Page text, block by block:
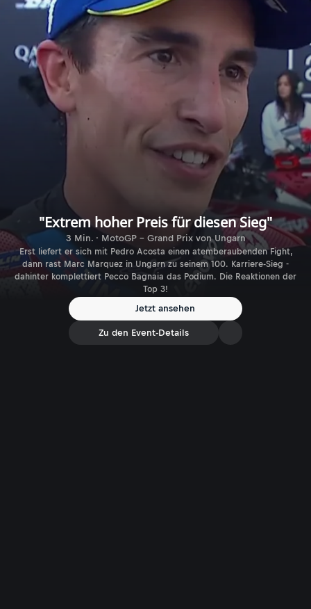
"Extrem hoher Preis für diesen Sieg"
3 Min. · MotoGP - Grand Prix von Ungarn
Erst liefert er sich mit Pedro Acosta einen atemberaubenden Fight,
dann rast Marc Marquez in Ungarn zu seinem 100. Karriere-Sieg -
dahinter komplettiert Pecco Bagnaia das Podium. Die Reaktionen der
Top 3!
Jetzt ansehen
Zu den Event-Details